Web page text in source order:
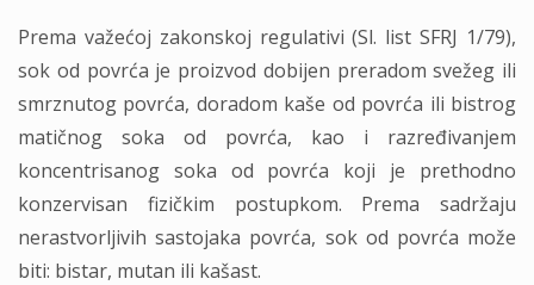
Prema važećoj zakonskoj regulativi (Sl. list SFRJ 1/79),
sok od povrća je proizvod dobijen preradom svežeg ili
smrznutog povrća, doradom kaše od povrća ili bistrog
matičnog soka od povrća, kao i razređivanjem
koncentrisanog soka od povrća koji je prethodno
konzervisan fizičkim postupkom. Prema sadržaju
nerastvorljivih sastojaka povrća, sok od povrća može
biti: bistar, mutan ili kašast.